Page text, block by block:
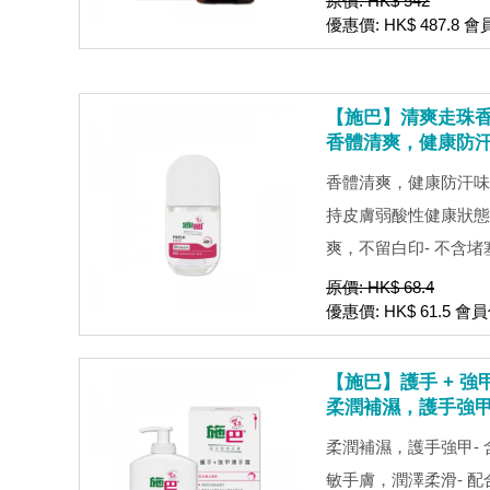
優惠價: HK$ 487.8 會
【施巴】清爽走珠
香體清爽，健康防
香體清爽，健康防汗
持皮膚弱酸性健康狀
爽，不留白印- 不含堵
原價: HK$ 68.4
優惠價: HK$ 61.5 會
【施巴】護手 + 強
柔潤補濕，護手強
柔潤補濕，護手強甲-
敏手膚，潤澤柔滑- 配